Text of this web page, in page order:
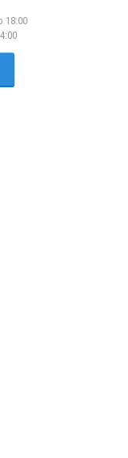
18:00